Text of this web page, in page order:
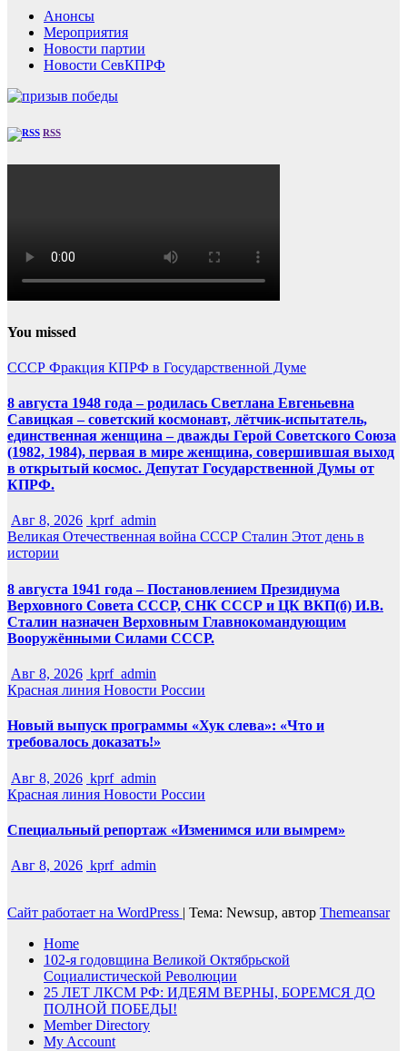
Анонсы
Мероприятия
Новости партии
Новости СевКПРФ
RSS
You missed
СССР Фракция КПРФ в Государственной Думе
8 августа 1948 года – родилась Светлана Евгеньевна
Савицкая – советский космонавт, лётчик-испытатель,
единственная женщина – дважды Герой Советского Союза
(1982, 1984), первая в мире женщина, совершившая выход
в открытый космос. Депутат Государственной Думы от
КПРФ.
Авг 8, 2026 kprf_admin
Великая Отечественная война СССР Сталин Этот день в
истории
8 августа 1941 года – Постановлением Президиума
Верховного Совета СССР, СНК СССР и ЦК ВКП(б) И.В.
Сталин назначен Верховным Главнокомандующим
Вооружёнными Силами СССР.
Авг 8, 2026 kprf_admin
Красная линия Новости России
Новый выпуск программы «Хук слева»: «Что и
требовалось доказать!»
Авг 8, 2026 kprf_admin
Красная линия Новости России
Специальный репортаж «Изменимся или вымрем»
Авг 8, 2026 kprf_admin
Сайт работает на WordPress | Тема: Newsup, автор Themeansar
Home
102-я годовщина Великой Октябрьской
Социалистической Революции
25 ЛЕТ ЛКСМ РФ: ИДЕЯМ ВЕРНЫ, БОРЕМСЯ ДО
ПОЛНОЙ ПОБЕДЫ!
Member Directory
My Account